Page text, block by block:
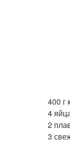
400 г
4
2
3